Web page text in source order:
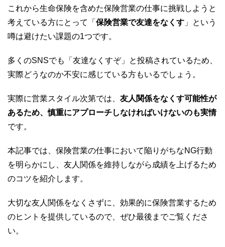
これから生命保険を含めた保険営業の仕事に挑戦しようと
考えている方にとって「 保険営業で友達をなくす 」という
噂は避けたい課題の1つです。
多くのSNSでも「友達なくすぞ」と投稿されているため、
実際どうなのか不安に感じている方もいるでしょう。
実際に営業スタイル次第では、 友人関係をなくす可能性が
あるため、慎重にアプローチしなければいけないのも実情
です。
本記事では、保険営業の仕事において陥りがちなNG行動
を明らかにし、友人関係を維持しながら成績を上げるため
のコツを紹介します。
大切な友人関係をなくさずに、効果的に保険営業するため
のヒントを提供しているので、ぜひ最後までご覧くださ
い。